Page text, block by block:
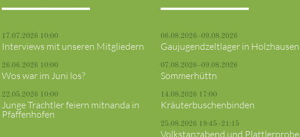
17.07.2026 10:00
Interviews mit unseren Mitgliedern
26.06.2026 10:00
Wos war im Juni los?
22.05.2026 10:00
Junge Trachtler feiern mitnanda in
Pfaffenhofen
06.08.2026–09.08.2026
Gaujugendzeltlager in Holzhausen
07.08.2026–09.08.2026
Sommerhüttn
14.08.2026 17:00
Kräuterbuschenbinden
25.08.2026 19:45–21:15
Volkstanzabend und Plattlerprobe